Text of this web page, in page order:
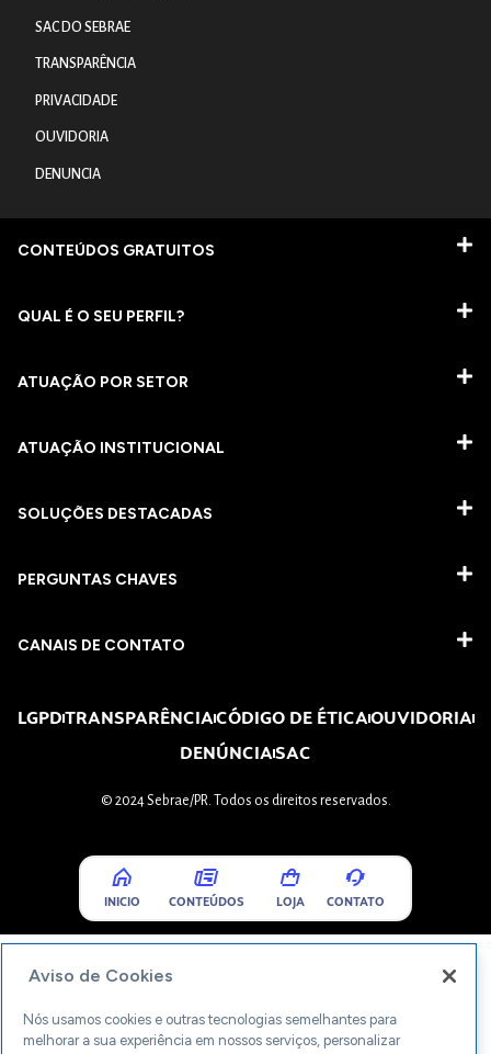
SAC DO SEBRAE
TRANSPARÊNCIA
PRIVACIDADE
OUVIDORIA
DENUNCIA
CONTEÚDOS GRATUITOS
QUAL É O SEU PERFIL?
ATUAÇÃO POR SETOR
ATUAÇÃO INSTITUCIONAL
SOLUÇÕES DESTACADAS
PERGUNTAS CHAVES​
CANAIS DE CONTATO
LGPDTRANSPARÊNCIACÓDIGO DE ÉTICAOUVIDORIA
DENÚNCIASAC
© 2024 Sebrae/PR. Todos os direitos reservados.
INICIO CONTEÚDOS LOJA CONTATO
Aviso de Cookies
Nós usamos cookies e outras tecnologias semelhantes para
melhorar a sua experiência em nossos serviços, personalizar